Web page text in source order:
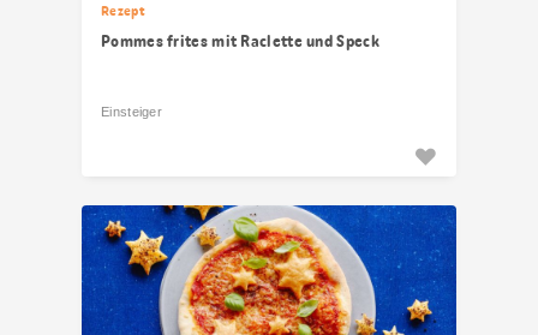
Rezept
Pommes frites mit Raclette und Speck
Einsteiger